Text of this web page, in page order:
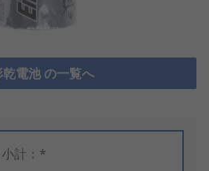
電池 の一覧へ
計：*